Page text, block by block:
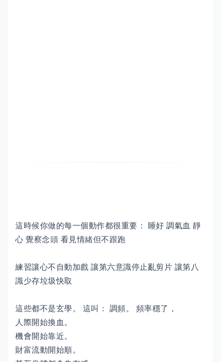
這時候你做的每一個動作都很重要： 睡好 調氣血 靜
心 覺察念頭 看見情緒但不跟跑
練習讓心不自動加戲 讓第六意識停止亂剪片 讓第八
識少存垃圾快取
這些都不是玄學。 這叫： 調頻。 頻率穩了，
人際開始換血。
機會開始靠近。
財富流動開始順。